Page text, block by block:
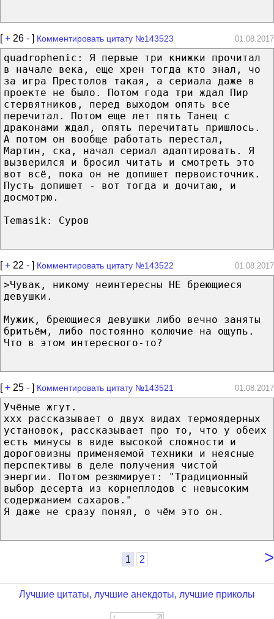
[+ 26 - ] Комментировать цитату №143523 01.08.2017
quadrophenic: Я первые три книжки прочитал
в начале века, еще хрен тогда кто знал, чо
за игра Престолов такая, а сериала даже в
проекте не было. Потом года три ждал Пир
стервятников, перед выходом опять все
перечитал. Потом еще лет пять Танец с
драконами ждал, опять перечитать пришлось.
А потом он вообще работать перестал,
Мартин, ска, начал сериал адаптировать. Я
вызверился и бросил читать и смотреть это
вот всё, пока он не допишет первоисточник.
Пусть допишет - вот тогда и дочитаю, и
досмотрю.
Temasik: Суров
[+ 22 - ] Комментировать цитату №143522 01.08.2017
>Чувак, никому неинтересны НЕ бреющиеся
девушки.
Мужик, бреющиеся девушки либо вечно заняты
бритьём, либо постоянно колючие на ощупь.
Что в этом интересного-то?
[+ 25 - ] Комментировать цитату №143521 01.08.2017
Учёные жгут.
xxx рассказывает о двух видах термоядерных
установок, рассказывает про то, что у обеих
есть минусы в виде высокой сложности и
дороговизны применяемой техники и неясные
перспективы в деле получения чистой
энергии. Потом резюмирует: "Традиционный
выбор десерта из корнеплодов с невысоким
содержанием сахаров."
Я даже не сразу понял, о чём это он.
>
1 2
Лучшие цитаты, лучшие анекдоты, лучшие приколы